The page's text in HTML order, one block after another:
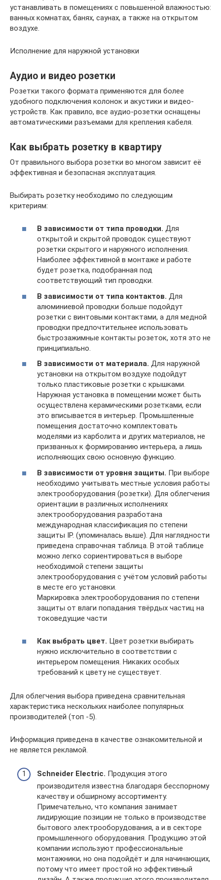
устанавливать в помещениях с повышенной влажностью:
ванных комнатах, банях, саунах, а также на открытом
воздухе.
Исполнение для наружной установки
Аудио и видео розетки
Розетки такого формата применяются для более
удобного подключения колонок и акустики и видео-
устройств. Как правило, все аудио-розетки оснащены
автоматическими разъемами для крепления кабеля.
Как выбрать розетку в квартиру
От правильного выбора розетки во многом зависит её
эффективная и безопасная эксплуатация.
Выбирать розетку необходимо по следующим
критериям:
В зависимости от типа проводки. Для
открытой и скрытой проводок существуют
розетки скрытого и наружного исполнения.
Наиболее эффективной в монтаже и работе
будет розетка, подобранная под
соответствующий тип проводки.
В зависимости от типа контактов. Для
алюминиевой проводки больше подойдут
розетки с винтовыми контактами, а для медной
проводки предпочтительнее использовать
быстрозажимные контакты розеток, хотя это не
принципиально.
В зависимости от материала. Для наружной
установки на открытом воздухе подойдут
только пластиковые розетки с крышками.
Наружная установка в помещении может быть
осуществлена керамическими розетками, если
это вписывается в интерьер. Промышленные
помещения достаточно комплектовать
моделями из карболита и других материалов, не
призванных к формированию интерьера, а лишь
исполняющих свою основную функцию.
В зависимости от уровня защиты. При выборе
необходимо учитывать местные условия работы
электрооборудования (розетки). Для облегчения
ориентации в различных исполнениях
электрооборудования разработана
международная классификация по степени
защиты IP. (упоминалась выше). Для наглядности
приведена справочная таблица. В этой таблице
можно легко сориентироваться в выборе
необходимой степени защиты
электрооборудования с учётом условий работы
в месте его установки.
Маркировка электрооборудования по степени
защиты от влаги попадания твёрдых частиц на
токоведущие части
Как выбрать цвет. Цвет розетки выбирать
нужно исключительно в соответствии с
интерьером помещения. Никаких особых
требований к цвету не существует.
Для облегчения выбора приведена сравнительная
характеристика нескольких наиболее популярных
производителей (топ -5).
Информация приведена в качестве ознакомительной и
не является рекламой.
Schneider Electric. Продукция этого
производителя известна благодаря бесспорному
качеству и обширному ассортименту.
Примечательно, что компания занимает
лидирующие позиции не только в производстве
бытового электрооборудования, а и в секторе
промышленного оборудования. Продукцию этой
компании используют профессиональные
монтажники, но она подойдёт и для начинающих,
потому что имеет простой но эффективный